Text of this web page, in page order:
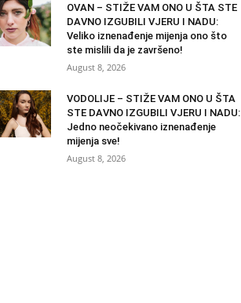
OVAN – STIŽE VAM ONO U ŠTA STE
DAVNO IZGUBILI VJERU I NADU:
Veliko iznenađenje mijenja ono što
ste mislili da je završeno!
August 8, 2026
VODOLIJE – STIŽE VAM ONO U ŠTA
STE DAVNO IZGUBILI VJERU I NADU:
Jedno neočekivano iznenađenje
mijenja sve!
August 8, 2026